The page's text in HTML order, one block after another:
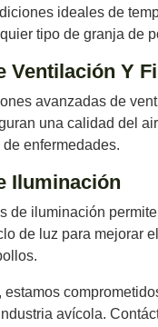
ideales de
tipo de granja de
Ventilación Y
avanzadas de
una calidad del
enfermedades.
Iluminación
de iluminación
de luz para mejorar
estamos
avícola.